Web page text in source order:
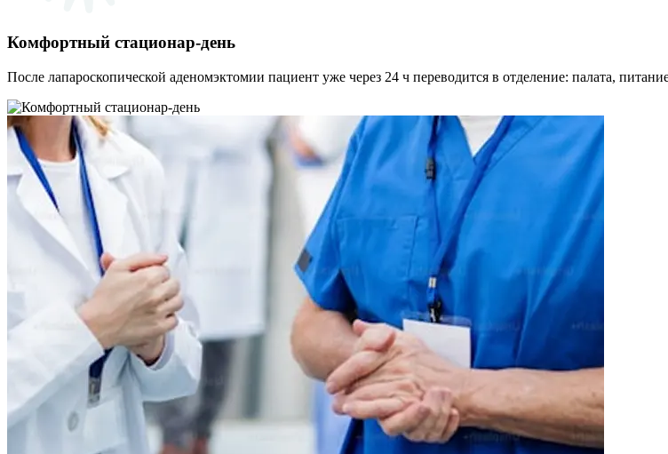
Комфортный стационар-день
После лапароскопической аденомэктомии пациент уже через 24 ч переводится в отделение: палата,